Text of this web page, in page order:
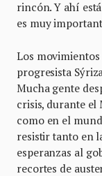
rincón. Y ahí
es muy
Los movimientos
progresista
Mucha gente
crisis, durante el
como en el
resistir tanto en
esperanzas al
recortes de